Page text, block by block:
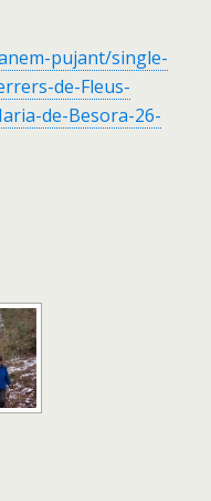
pujant/single-
de-Fleus-
de-Besora-26-